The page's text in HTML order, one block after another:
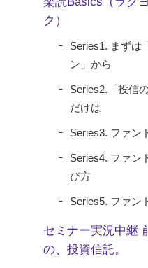
ク）
Series1. まずは
ン」から
Series2.「投信
だけは
Series3. ファン
Series4. ファン
び方
Series5. ファン
セミナー実況中継
の、投資信託。